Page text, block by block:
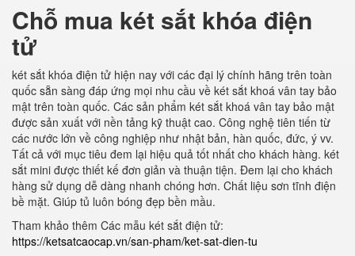
Chỗ mua két sắt khóa điện
tử
két sắt khóa điện tử hiện nay với các đại lý chính hãng trên toàn
quốc sẵn sàng đáp ứng mọi nhu cầu về két sắt khoá vân tay bảo
mật trên toàn quốc. Các sản phẩm két sắt khoá vân tay bảo mật
được sản xuất với nền tảng kỹ thuật cao. Công nghệ tiên tiến từ
các nước lớn về công nghiệp như nhật bản, hàn quốc, đức, ý vv.
Tất cả với mục tiêu đem lại hiệu quả tốt nhất cho khách hàng. két
sắt mini được thiết kế đơn giản và thuận tiện. Đem lại cho khách
hàng sử dụng dễ dàng nhanh chóng hơn. Chất liệu sơn tĩnh điện
bề mặt. Giúp tủ luôn bóng đẹp bền mầu.
Tham khảo thêm Các mẫu két sắt điện tử:
https://ketsatcaocap.vn/san-pham/ket-sat-dien-tu